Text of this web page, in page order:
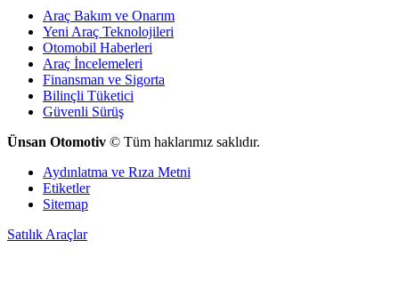
Araç Bakım ve Onarım
Yeni Araç Teknolojileri
Otomobil Haberleri
Araç İncelemeleri
Finansman ve Sigorta
Bilinçli Tüketici
Güvenli Sürüş
Ünsan Otomotiv © Tüm haklarımız saklıdır.
Aydınlatma ve Rıza Metni
Etiketler
Sitemap
Satılık Araçlar